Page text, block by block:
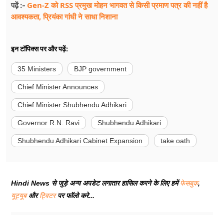
पढ़ें :- Gen-Z को RSS प्रमुख मोहन भागवत से किसी प्रमाण पत्र की नहीं है
आवश्यकता, प्रियंका गांधी ने साधा निशाना
इन टॉपिक्स पर और पढ़ें:
35 Ministers BJP government
Chief Minister Announces
Chief Minister Shubhendu Adhikari
Governor R.N. Ravi Shubhendu Adhikari
Shubhendu Adhikari Cabinet Expansion take oath
Hindi News से जुड़े अन्य अपडेट लगातार हासिल करने के लिए हमेंफेसबुक,
यूट्यूबऔरट्विटरपर फॉलो करे...